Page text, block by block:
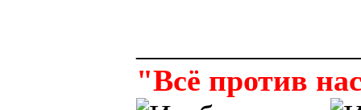
"Всё против